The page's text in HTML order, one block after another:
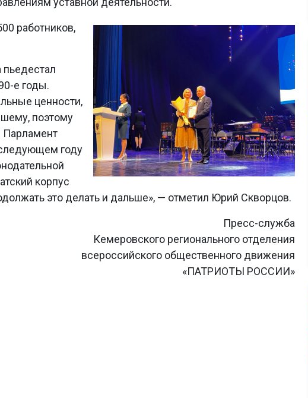
работников,
е годы.
ценности,
поэтому
Парламент
году
корпус
это делать и дальше», — отметил Юрий Скворцов.
Пресс-служба
Кемеровского регионального отделения
всероссийского общественного движения
«ПАТРИОТЫ РОССИИ»